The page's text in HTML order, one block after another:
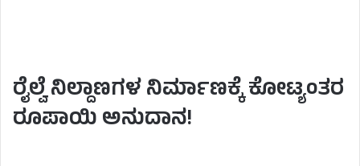
ರೈಲ್ವೆ ನಿಲ್ದಾಣಗಳ ನಿರ್ಮಾಣಕ್ಕೆ ಕೋಟ್ಯಂತರ
ರೂಪಾಯಿ ಅನುದಾನ!